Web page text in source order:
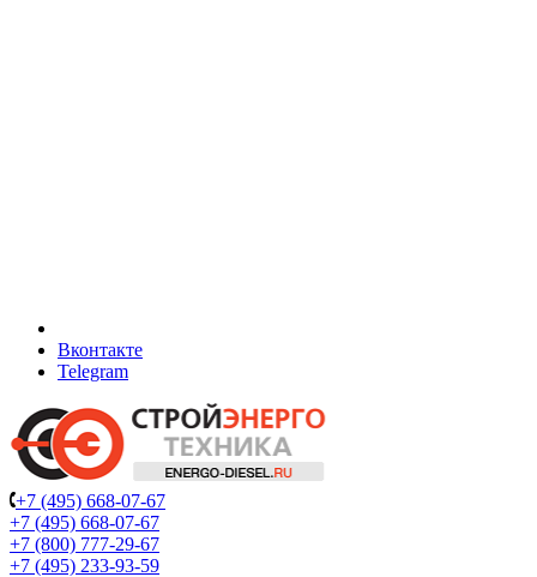
Вконтакте
Telegram
+7 (495) 668-07-67
+7 (495) 668-07-67
+7 (800) 777-29-67
+7 (495) 233-93-59